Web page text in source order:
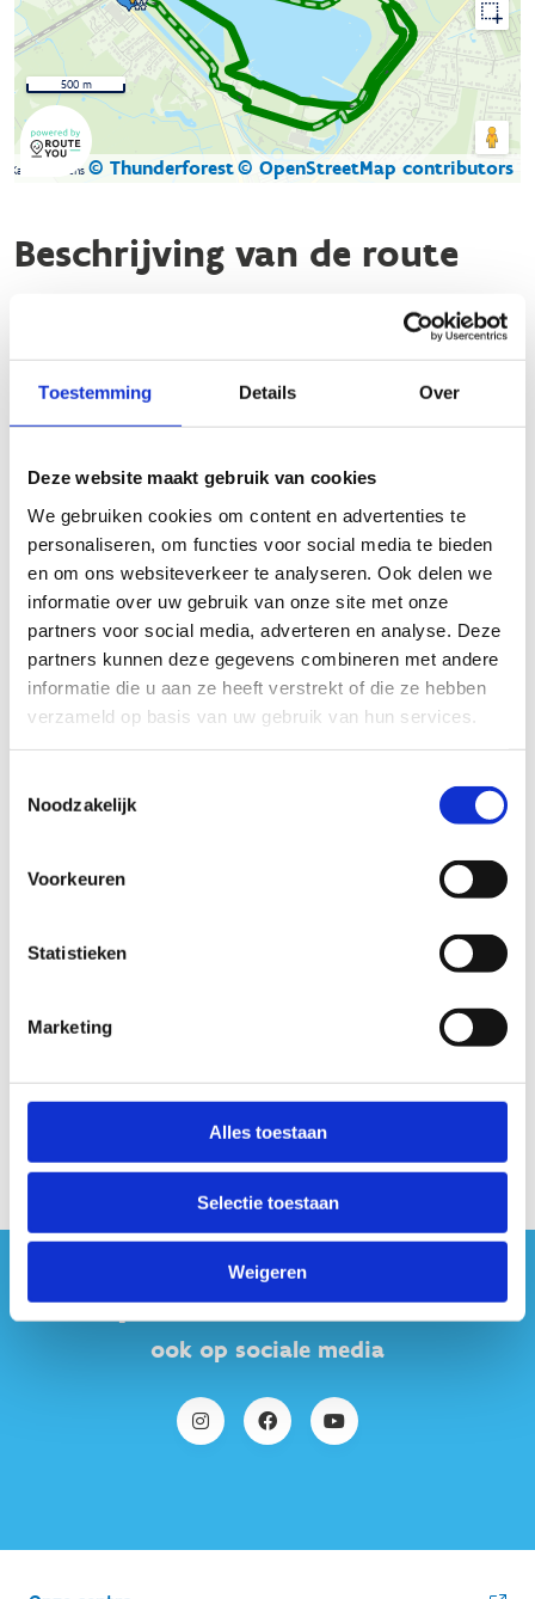
Toestemming Details Over
Deze website maakt gebruik van cookies
We gebruiken cookies om content en advertenties te
personaliseren, om functies voor social media te bieden
en om ons websiteverkeer te analyseren. Ook delen we
informatie over uw gebruik van onze site met onze
partners voor social media, adverteren en analyse. Deze
partners kunnen deze gegevens combineren met andere
informatie die u aan ze heeft verstrekt of die ze hebben
verzameld op basis van uw gebruik van hun services.
Noodzakelijk
Voorkeuren
Statistieken
Marketing
Alles toestaan
Selectie toestaan
Weigeren
Kaartgegevens © Thunderforest© OpenStreetMap contributors
500 m
Beschrijving van de route
Ontdek de groene lus van de looproute van Sport
De looproute biedt een unieke ervaring voor hardlopers en
wandelaars. Met deze lus door het prachtige domein van
verkeersvrije route die voor75% door het bos
Start en eindig je avontuur nabij de ingang vanuit Weerde,
aan de noordwestzijde bij het zwembad/station van
Hofstade.
Deze goed onderhouden route is ideaal voor iedereen, van
beginners tot ervaren lopers. De afwisselende paden en de
serene omgeving maken het een perfecte plek om te
ontspannen en te genieten van de natuur.
Sport Vlaanderen-Hofstade.
tegelijkertijd te genieten van de natuurlijke omgeving. 🌲🏃‍♂️
#sportersbelevenmeer
ook op sociale media